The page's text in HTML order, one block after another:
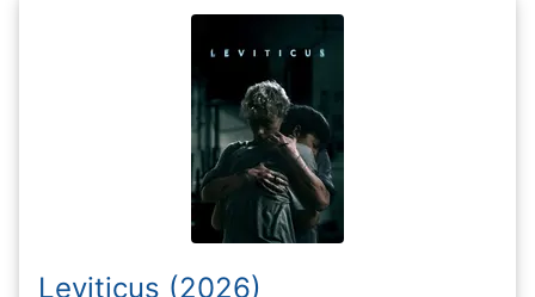
Leviticus (2026)